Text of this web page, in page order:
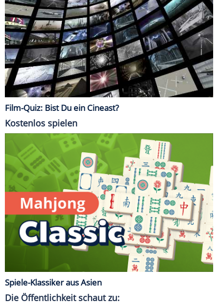
Film-Quiz: Bist Du ein Cineast?
Kostenlos spielen
Spiele-Klassiker aus Asien
Die Öffentlichkeit schaut zu: